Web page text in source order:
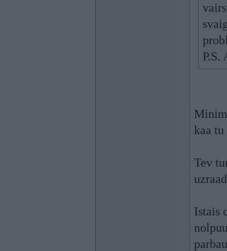
P.S.
kaa
Tev
Istais